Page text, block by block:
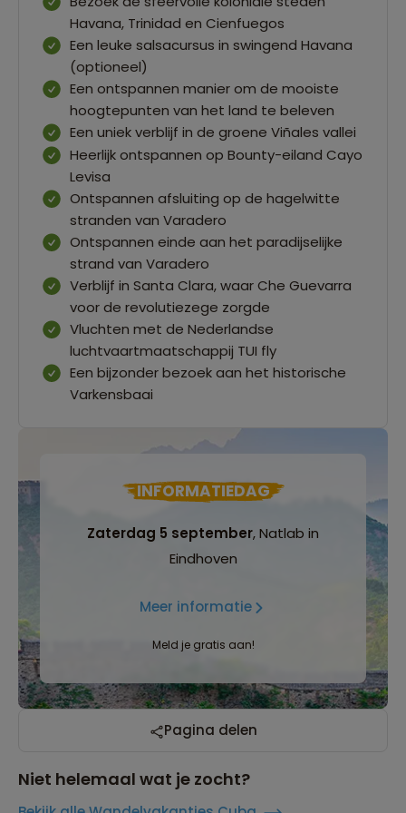
Havana, Trinidad en Cienfuegos
Een leuke salsacursus in swingend Havana
(optioneel)
Een ontspannen manier om de mooiste
hoogtepunten van het land te beleven
Een uniek verblijf in de groene Viñales vallei
Heerlijk ontspannen op Bounty-eiland Cayo
Levisa
Ontspannen afsluiting op de hagelwitte
stranden van Varadero
Ontspannen einde aan het paradijselijke
strand van Varadero
Verblijf in Santa Clara, waar Che Guevarra
voor de revolutiezege zorgde
Vluchten met de Nederlandse
luchtvaartmaatschappij TUI fly
Een bijzonder bezoek aan het historische
Varkensbaai
INFORMATIEDAG
Zaterdag 5 september, Natlab in
Eindhoven
Meer informatie
Meld je gratis aan!
Pagina delen
Niet helemaal wat je zocht?